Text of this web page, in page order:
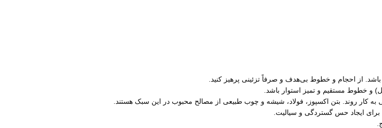
از احجام و خطوط بی‌هدف و صرفاً تزئینی پرهیز کنید.
و خطوط مستقیم و تمیز استوار باشد.
کار روند. بتن اکسپوز، فولاد، شیشه و چوب طبیعی از مصالح محبوب در این سبک هستند.
برای ایجاد حس گستردگی و سیالیت.